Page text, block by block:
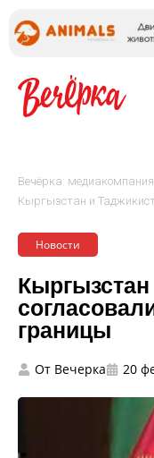
Вечёрка:
Кыргызстан и
Новости
границы
От Вечерка 20